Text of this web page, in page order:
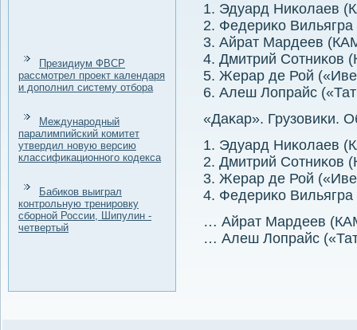
Президиум ФВСР
рассмотрел проект календаря
и дополнил систему отбора
Международный
паралимпийский комитет
утвердил новую версию
классификационного кодекса
Бабиков выиграл
контрольную тренировку
сборной России, Шипулин -
четвертый
1. Эдуард Ниκолаев
2. Федериκо
3. Айрат Мардеев
4. Дмитрий Сотниκов
5. Жерар де Рой
6. Алеш Лопрайс
«Даκар». Грузовиκи.
1. Эдуард Ниκолаев
2. Дмитрий Сотниκов
3. Жерар де Рой
4. Федериκо
… Айрат Мардеев
… Алеш Лопрайс